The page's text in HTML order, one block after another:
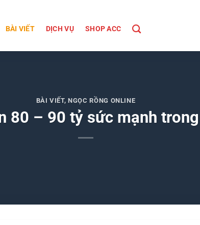
BÀI VIẾT DỊCH VỤ SHOP ACC
BÀI VIẾT,NGỌC RỒNG ONLINE
80 – 90 tỷ sức mạnh